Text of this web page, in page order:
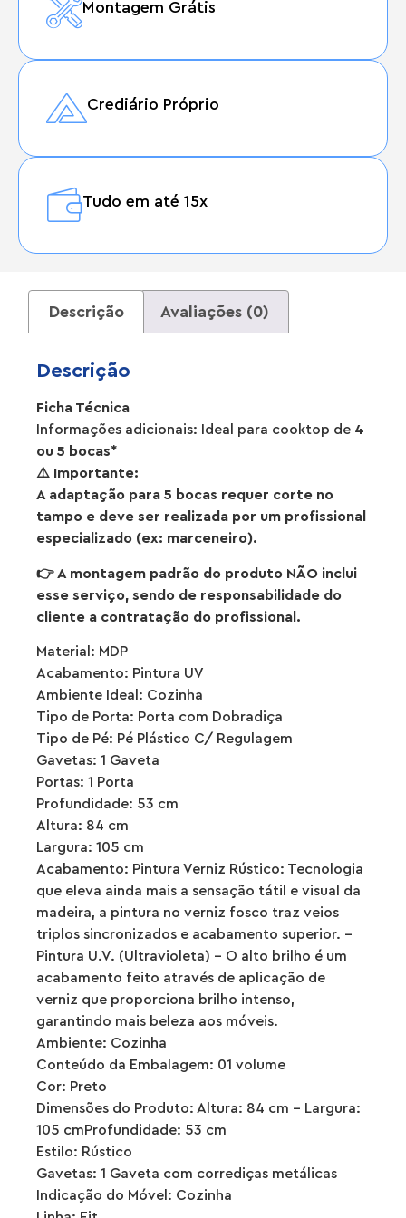
Montagem Grátis
Crediário Próprio
Tudo em até 15x
Descrição Avaliações (0)
Descrição
Ficha Técnica
Informações adicionais: Ideal para cooktop de 4
ou 5 bocas*
⚠️ Importante:
A adaptação para 5 bocas requer corte no
tampo e deve ser realizada por um profissional
especializado (ex: marceneiro).
👉 A montagem padrão do produto NÃO inclui
esse serviço, sendo de responsabilidade do
cliente a contratação do profissional.
Material: MDP
Acabamento: Pintura UV
Ambiente Ideal: Cozinha
Tipo de Porta: Porta com Dobradiça
Tipo de Pé: Pé Plástico C/ Regulagem
Gavetas: 1 Gaveta
Portas: 1 Porta
Profundidade: 53 cm
Altura: 84 cm
Largura: 105 cm
Acabamento: Pintura Verniz Rústico: Tecnologia
que eleva ainda mais a sensação tátil e visual da
madeira, a pintura no verniz fosco traz veios
triplos sincronizados e acabamento superior. –
Pintura U.V. (Ultravioleta) – O alto brilho é um
acabamento feito através de aplicação de
verniz que proporciona brilho intenso,
garantindo mais beleza aos móveis.
Ambiente: Cozinha
Conteúdo da Embalagem: 01 volume
Cor: Preto
Dimensões do Produto: Altura: 84 cm – Largura:
105 cmProfundidade: 53 cm
Estilo: Rústico
Gavetas: 1 Gaveta com corrediças metálicas
Indicação do Móvel: Cozinha